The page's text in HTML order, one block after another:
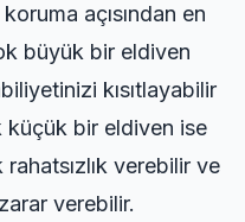
açısından en
büyük bir eldiven
kısıtlayabilir
küçük bir eldiven ise
rahatsızlık verebilir ve
verebilir.